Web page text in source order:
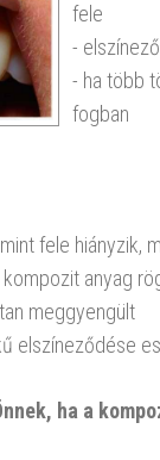
fele
-
- ha több
fogban
fele hiányzik,
anyag
meggyengült
elszíneződése
ha a